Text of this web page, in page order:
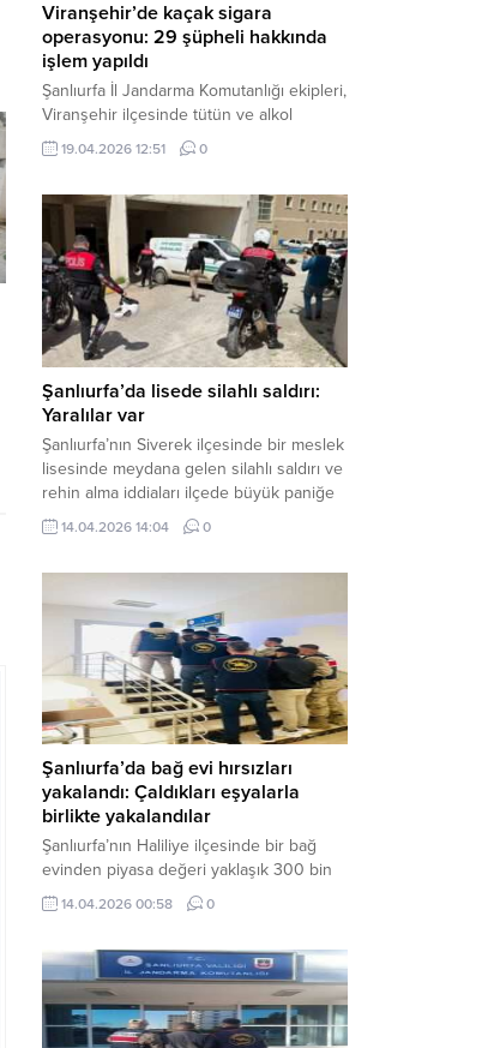
Viranşehir’de kaçak sigara
operasyonu: 29 şüpheli hakkında
işlem yapıldı
Şanlıurfa İl Jandarma Komutanlığı ekipleri,
Viranşehir ilçesinde tütün ve alkol
kaçakçılığına yönelik yürüttüğü kapsamlı
çalışmalar neticesinde binlerce paket
Operasyon kapsamında çok sayıda şahıs
hakkında adli süreç başlatıldı. Haber
Merkezi – Şanlıurfa Valiliği bünyesinde İl
Jandarma Komutanlığı tarafından
gerçekleştirilen “Tütün ve Alkol
Kaçakçılarına Yönelik Çalışmalar” tüm...
19.04.2026 12:51 0
Şanlıurfa’da lisede silahlı saldırı:
Yaralılar var
Şanlıurfa’nın Siverek ilçesinde bir meslek
lisesinde meydana gelen silahlı saldırı ve
rehin alma iddiaları ilçede büyük paniğe
neden oldu. Olay yerine çok sayıda özel
harekat polisi ve sağlık ekibi sevk
çalışmaları devam ediyor. Haber Merkezi
– Siverek ilçesi Hasan Çelebi
Mahallesi’nde bulunan Ahmet Koyuncu
Mesleki...
14.04.2026 14:04 0
Şanlıurfa’da bağ evi hırsızları
yakalandı: Çaldıkları eşyalarla
birlikte yakalandılar
Şanlıurfa’nın Haliliye ilçesinde bir bağ
evinden piyasa değeri yaklaşık 300 bin
TL olan eşyaları çalan şüpheliler,
jandarmanın başarılı operasyonuyla
şüpheliden 2’si tutuklanarak cezaevine
gönderildi. Haber Merkezi – Şanlıurfa İl
Jandarma Komutanlığı, “Faili Meçhul
Hırsızlık Olaylarının Aydınlatılmasına”
14.04.2026 00:58 0